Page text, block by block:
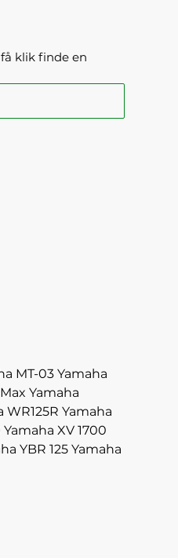
klik finde en
MT-03 Yamaha
Yamaha
WR125R Yamaha
Yamaha XV 1700
YBR 125 Yamaha